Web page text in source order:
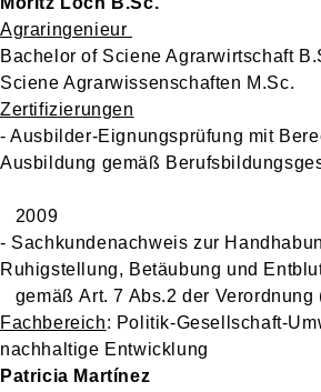
Agraringenieur
Bachelor of Sciene Agrarwirtschaft
Sciene Agrarwissenschaften M.Sc.
Zertifizierungen
- Ausbilder-Eignungsprüfung mit
Ausbildung gemäß
2009
- Sachkundenachweis zur
Ruhigstellung, Betäubung und
gemäßArt. 7 Abs.2 der Verordnung
Fachbereich: Politik-Gesellschaft-
nachhaltige Entwicklung
Patricia Martínez